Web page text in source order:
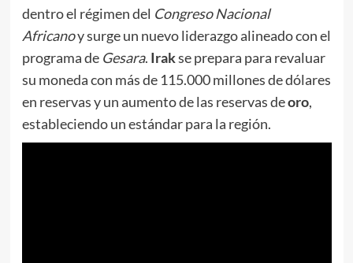
dentro el régimen del Congreso Nacional
Africanoy surge un nuevo liderazgo alineado con el
programa de Gesara. Irakse prepara para revaluar
su moneda con más de 115.000 millones de dólares
en reservas y un aumento de las reservas deoro,
estableciendo un estándar para la región.